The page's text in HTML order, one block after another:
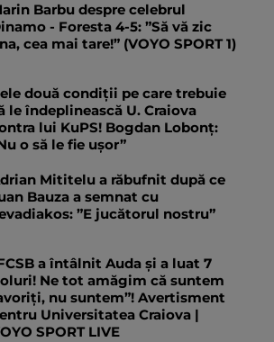
Barbu despre celebrul
- Foresta 4-5: ”Să vă zic
cea mai tare!” (VOYO SPORT 1)
două condiții pe care trebuie
le îndeplinească U. Craiova
lui KuPS! Bogdan Lobonț:
o să le fie ușor”
Mititelu a răbufnit după ce
Bauza a semnat cu
”E jucătorul nostru”
a întâlnit Auda și a luat 7
Ne tot amăgim că suntem
nu suntem”! Avertisment
Universitatea Craiova |
SPORT LIVE